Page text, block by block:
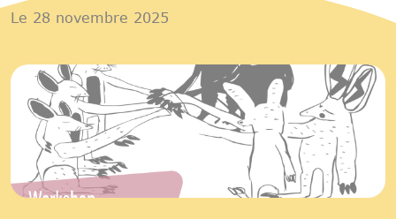
Le 28 novembre 2025